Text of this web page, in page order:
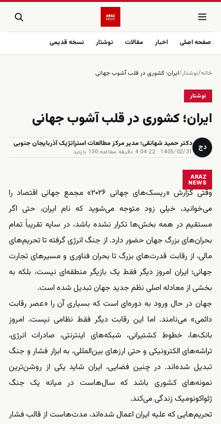
صفحه اصلی اخبار مقالات نوشتار نسخه قدیمی
خانه/نوشتار/ایران؛ کشوری در قلب آشوب جهانی
نوشتار
ایران؛ کشوری در قلب آشوب جهانی
دج دکتر حمید شهانقی؛ مدیر مرکز مطالعات استراتژیک آذربایجان جنوبی
1405/02/31 · 04:22
·4 دقیقه مطالعه ·130 بازدید
ARAZ
NEWS
وقتی گزارش «ریسک‌های جهانی ۲۰۲۶» مجمع جهانی اقتصاد را
می‌خوانید، خیلی زود متوجه می‌شوید که نام ایران، حتی اگر
مستقیم در همه بخش‌ها تکرار نشده باشد، در سایه تقریباً تمام
بحران‌های بزرگ جهان حضور دارد. از جنگ انرژی گرفته تا تحریم‌های
مالی، از رقابت قدرت‌های بزرگ تا بحران فناوری و مسیرهای تجارت
جهانی؛ ایران امروز دیگر فقط یک بازیگر منطقه‌ای نیست، بلکه به
بخشی از معادله اصلی نظم جدید جهان تبدیل شده است.
جهان در حال ورود به دوره‌ای است که بسیاری آن را «عصر رقابت
دائمی» می‌نامند. اما این رقابت دیگر فقط نظامی نیست. امروز
بانک‌ها، خطوط کشتیرانی، شبکه‌های اینترنتی، صادرات انرژی،
تراشه‌های الکترونیکی و حتی ارزهای بین‌المللی، به ابزار فشار و جنگ
تبدیل شده‌اند. در چنین فضایی، ایران شاید یکی از روشن‌ترین
نمونه‌های کشوری باشد که سال‌هاست در میانه یک جنگ
ژئواکونومیک زندگی می‌کند.
تحریم‌هایی که علیه ایران اعمال شده‌اند، مدت‌هاست از قالب فشار